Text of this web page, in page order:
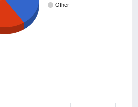
Other